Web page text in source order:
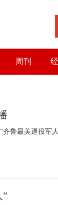
周刊
齐鲁最美退役军